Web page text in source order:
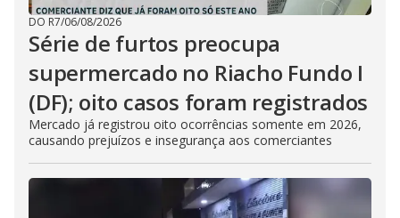
DO R7/06/08/2026
Série de furtos preocupa
supermercado no Riacho Fundo I
(DF); oito casos foram registrados
Mercado já registrou oito ocorrências somente em 2026,
causando prejuízos e insegurança aos comerciantes